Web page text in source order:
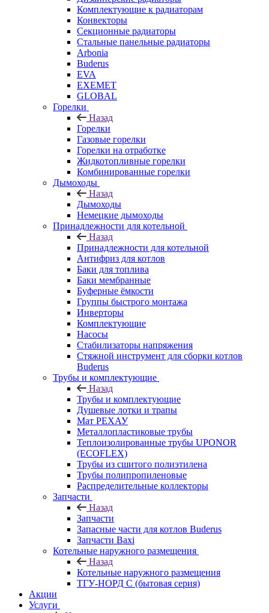
Комплектующие к радиаторам
Конвекторы
Секционные радиаторы
Стальные панельные радиаторы
Arbonia
Buderus
EVA
EXEMET
GLOBAL
Горелки
Назад
Горелки
Газовые горелки
Горелки на отработке
Жидкотопливные горелки
Комбинированные горелки
Дымоходы
Назад
Дымоходы
Немецкие дымоходы
Принадлежности для котельной
Назад
Принадлежности для котельной
Антифриз для котлов
Баки для топлива
Баки мембранные
Буферные ёмкости
Группы быстрого монтажа
Инверторы
Комплектующие
Насосы
Стабилизаторы напряжения
Стяжной инструмент для сборки котлов
Buderus
Трубы и комплектующие
Назад
Трубы и комплектующие
Душевые лотки и трапы
Мат РЕХАУ
Металлопластиковые трубы
Теплоизолированные трубы UPONOR
(ECOFLEX)
Трубы из сшитого полиэтилена
Трубы полипропиленовые
Распределительные коллекторы
Запчасти
Назад
Запчасти
Запасные части для котлов Buderus
Запчасти Baxi
Котельные наружного размещения
Назад
Котельные наружного размещения
ТГУ-НОРД С (бытовая серия)
Акции
Услуги